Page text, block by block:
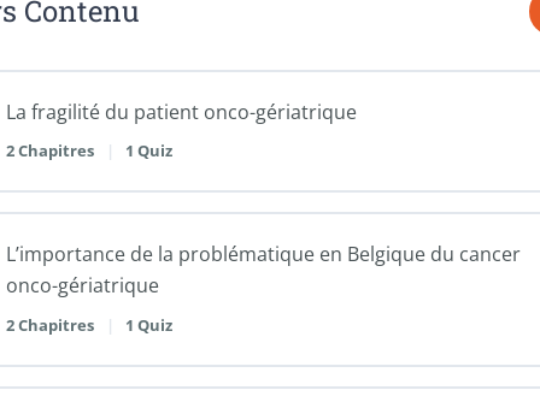
Contenu
La fragilité du patient onco-gériatrique
2 Chapitres | 1 Quiz
L’importance de la problématique en Belgique du cancer
onco-gériatrique
2 Chapitres | 1 Quiz